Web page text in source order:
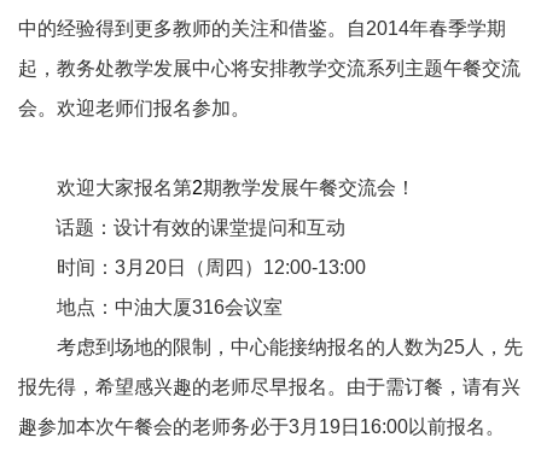
中的经验得到更多教师的关注和借鉴。自2014年春季学期
起，教务处教学发展中心将安排教学交流系列主题午餐交流
会。欢迎老师们报名参加。
欢迎大家报名第2期教学发展午餐交流会！
话题：设计有效的课堂提问和互动
时间： 3月 20日（周四） 12:00-13:00
地点：中油大厦316会议室
考虑到场地的限制，中心能接纳报名的人数为25 人，先
报先得，希望感兴趣的老师尽早报名。由于需订餐，请有兴
趣参加本次午餐会的老师务必于3月 19日 16:00以前报名。